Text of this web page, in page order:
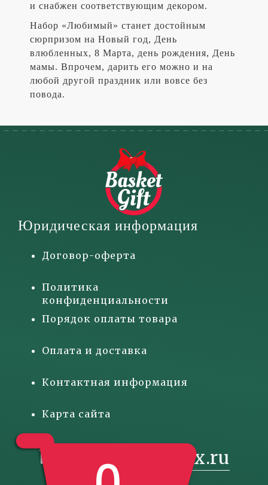
и снабжен соответствующим декором.
Набор «Любимый» станет достойным
сюрпризом на Новый год, День
влюбленных, 8 Марта, день рождения, День
мамы. Впрочем, дарить его можно и на
любой другой праздник или вовсе без
повода.
Юридическая информация
Договор-оферта
Политика
конфиденциальности
Порядок оплаты товара
Оплата и доставка
Контактная информация
Карта сайта
basketgift@inbox.ru